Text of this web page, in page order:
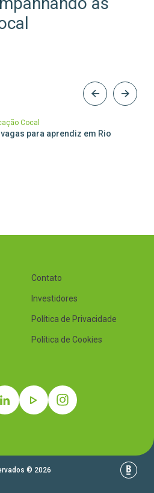
Cocal
para aprendiz em Rio
Contato
Investidores
Política de Privacidade
Política de Cookies
© 2026